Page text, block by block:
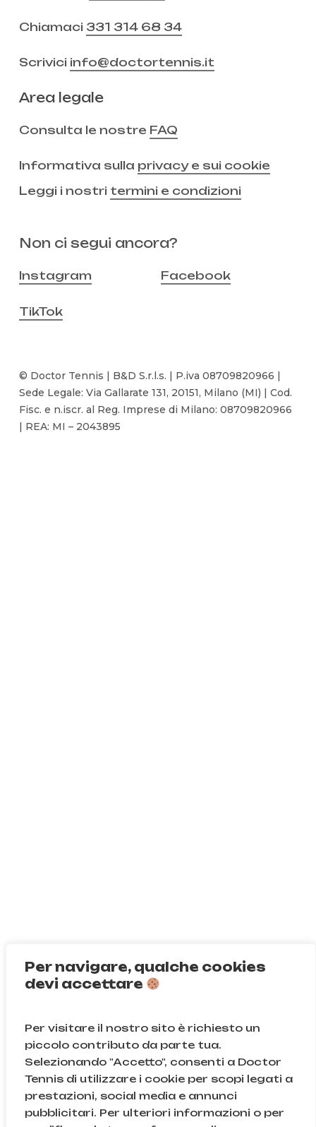
Per navigare, qualche cookies
devi accettare
Per visitare il nostro sito è richiesto un
piccolo contributo da parte tua.
Selezionando "Accetto", consenti a Doctor
Tennis di utilizzare i cookie per scopi legati a
prestazioni, social media e annunci
pubblicitari. Per ulteriori informazioni o per
Chiamaci 331 314 68 34
Scrivici info@doctortennis.it
Area legale
Consulta le nostre FAQ
Informativa sulla privacy e sui cookie
Leggi i nostri termini e condizioni
Non ci segui ancora?
Instagram Facebook
TikTok
© Doctor Tennis | B&D S.r.l.s. | P.iva 08709820966 |
Sede Legale: Via Gallarate 131, 20151, Milano (MI) | Cod.
Fisc. e n.iscr. al Reg. Imprese di Milano: 08709820966
| REA: MI – 2043895